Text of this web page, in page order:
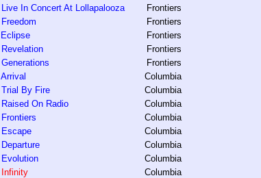
Live In Concert At Lollapalooza
Frontiers
Freedom
Frontiers
Eclipse
Frontiers
Revelation
Frontiers
Generations
Frontiers
Arrival
Columbia
Trial By Fire
Columbia
Raised On Radio
Columbia
Frontiers
Columbia
Escape
Columbia
Departure
Columbia
Evolution
Columbia
Infinity Columbia